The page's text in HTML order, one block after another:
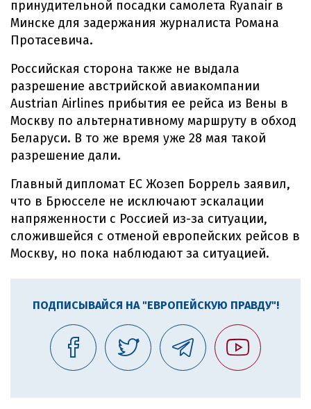
принудительной посадки самолета Ryanair в
Минске для задержания журналиста Романа
Протасевича.
Российская сторона также не выдала
разрешение австрийской авиакомпании
Austrian Airlines прибытия ее рейса из Вены в
Москву по альтернативному маршруту в обход
Беларуси. В то же время уже 28 мая такой
разрешение дали.
Главный дипломат ЕС Жозеп Боррель заявил,
что в Брюсселе не исключают эскалации
напряженности с Россией из-за ситуации,
сложившейся с отменой европейских рейсов в
Москву, но пока наблюдают за ситуацией.
ПОДПИСЫВАЙСЯ НА "ЕВРОПЕЙСКУЮ ПРАВДУ"!